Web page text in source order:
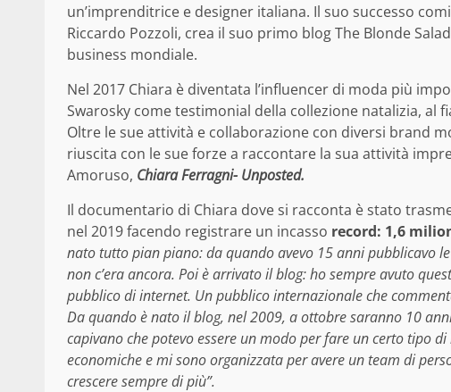
un’imprenditrice e designer italiana. Il suo successo
Riccardo Pozzoli, crea il suo primo blog The Blonde
business mondiale.
Nel 2017 Chiara è diventata l’influencer di moda più
Swarosky come testimonial della collezione natalizia, al
Oltre le sue attività e collaborazione con diversi brand
riuscita con le sue forze a raccontare la sua attività
Amoruso, Chiara Ferragni- Unposted.
Il documentario di Chiara dove si racconta è stato
nel 2019 facendo registrare un incasso record: 1,6
nato tutto pian piano: da quando avevo 15 anni pubblicavo
non c’era ancora. Poi è arrivato il blog: ho sempre avuto
pubblico di internet. Un pubblico internazionale che
Da quando è nato il blog, nel 2009, a ottobre saranno 10
capivano che potevo essere un modo per fare un certo tipo
economiche e mi sono organizzata per avere un team di
crescere sempre di più”.